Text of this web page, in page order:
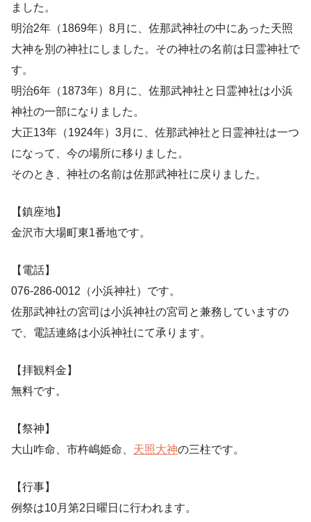
ました。
明治2年（1869年）8月に、佐那武神社の中にあった天照
大神を別の神社にしました。その神社の名前は日霊神社で
す。
明治6年（1873年）8月に、佐那武神社と日霊神社は小浜
神社の一部になりました。
大正13年（1924年）3月に、佐那武神社と日霊神社は一つ
になって、今の場所に移りました。
そのとき、神社の名前は佐那武神社に戻りました。
【鎮座地】
金沢市大場町東1番地です。
【電話】
076-286-0012（小浜神社）です。
佐那武神社の宮司は小浜神社の宮司と兼務していますの
で、電話連絡は小浜神社にて承ります。
【拝観料金】
無料です。
【祭神】
大山咋命、市杵嶋姫命、 天照大神の三柱です。
【行事】
例祭は10月第2日曜日に行われます。